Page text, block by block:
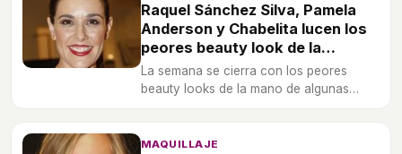
Raquel Sánchez Silva, Pamela
Anderson y Chabelita lucen los
peores beauty look de la
semana
La semana se cierra con los peores
beauty looks de la mano de algunas
MAQUILLAJE